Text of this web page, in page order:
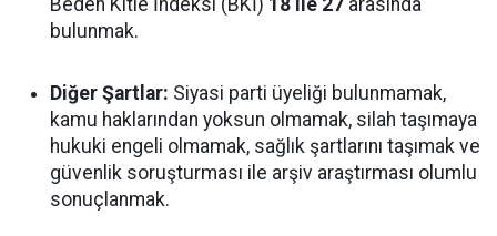
Beden Kitle İndeksi (BKİ) 18 ile 27 arasında
bulunmak.
Diğer Şartlar: Siyasi parti üyeliği bulunmamak,
kamu haklarından yoksun olmamak, silah taşımaya
hukuki engeli olmamak, sağlık şartlarını taşımak ve
güvenlik soruşturması ile arşiv araştırması olumlu
sonuçlanmak.